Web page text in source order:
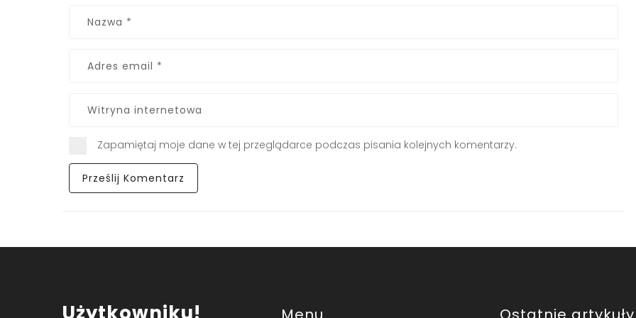
Zapamiętaj moje dane w tej przeglądarce podczas pisania kolejnych komentarzy.